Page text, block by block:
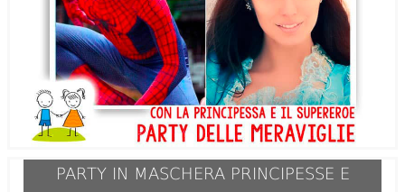
PARTY IN MASCHERA PRINCIPESSE E